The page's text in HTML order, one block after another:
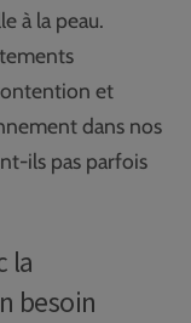
à la peau.
et
dans nos
ils pas parfois
la
besoin